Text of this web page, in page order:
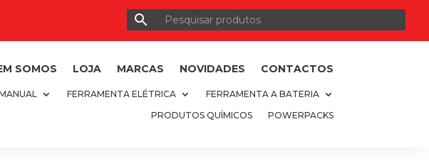
SOMOS LOJA MARCAS NOVIDADES CONTACTOS
FERRAMENTA ELÉTRICA
FERRAMENTA A BATERIA
PRODUTOS QUÍMICOS
POWERPACKS